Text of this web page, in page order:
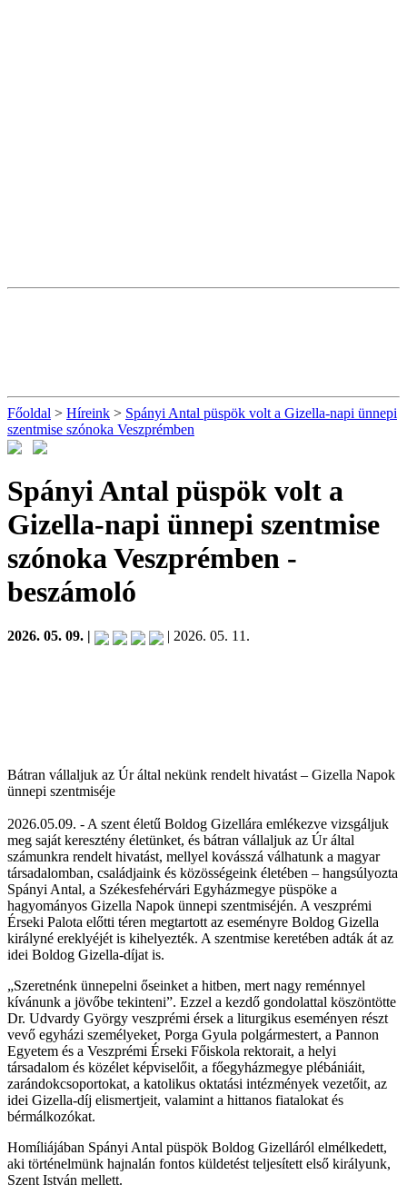
Főoldal > Híreink > Spányi Antal püspök volt a Gizella-napi ünnepi
szentmise szónoka Veszprémben
Spányi Antal püspök volt a
Gizella-napi ünnepi szentmise
szónoka Veszprémben -
beszámoló
2026. 05. 09. | | 2026. 05. 11.
Bátran vállaljuk az Úr által nekünk rendelt hivatást – Gizella Napok
ünnepi szentmiséje
2026.05.09. - A szent életű Boldog Gizellára emlékezve vizsgáljuk
meg saját keresztény életünket, és bátran vállaljuk az Úr által
számunkra rendelt hivatást, mellyel kovásszá válhatunk a magyar
társadalomban, családjaink és közösségeink életében – hangsúlyozta
Spányi Antal, a Székesfehérvári Egyházmegye püspöke a
hagyományos Gizella Napok ünnepi szentmiséjén. A veszprémi
Érseki Palota előtti téren megtartott az eseményre Boldog Gizella
királyné ereklyéjét is kihelyezték. A szentmise keretében adták át az
idei Boldog Gizella-díjat is.
„Szeretnénk ünnepelni őseinket a hitben, mert nagy reménnyel
kívánunk a jövőbe tekinteni”. Ezzel a kezdő gondolattal köszöntötte
Dr. Udvardy György veszprémi érsek a liturgikus eseményen részt
vevő egyházi személyeket, Porga Gyula polgármestert, a Pannon
Egyetem és a Veszprémi Érseki Főiskola rektorait, a helyi
társadalom és közélet képviselőit, a főegyházmegye plébániáit,
zarándokcsoportokat, a katolikus oktatási intézmények vezetőit, az
idei Gizella-díj elismertjeit, valamint a hittanos fiatalokat és
bérmálkozókat.
Homíliájában Spányi Antal püspök Boldog Gizelláról elmélkedett,
aki történelmünk hajnalán fontos küldetést teljesített első királyunk,
Szent István mellett.